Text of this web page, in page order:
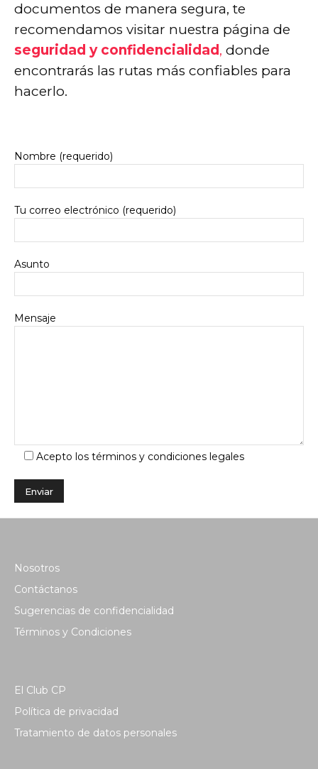
documentos de manera segura, te
recomendamos visitar nuestra página de
seguridad y confidencialidad , donde
encontrarás las rutas más confiables para
hacerlo.
Nombre (requerido)
Tu correo electrónico (requerido)
Asunto
Mensaje
Acepto los términos y condiciones legales
Nosotros
Contáctanos
Sugerencias de confidencialidad
Términos y Condiciones
El Club CP
Política de privacidad
Tratamiento de datos personales